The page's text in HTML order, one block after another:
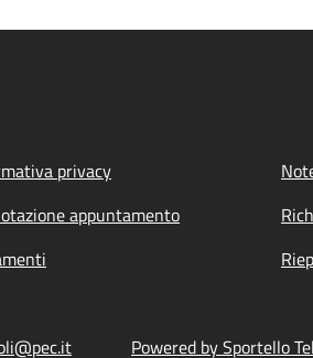
privacy
appuntamento
Powered by Sportello